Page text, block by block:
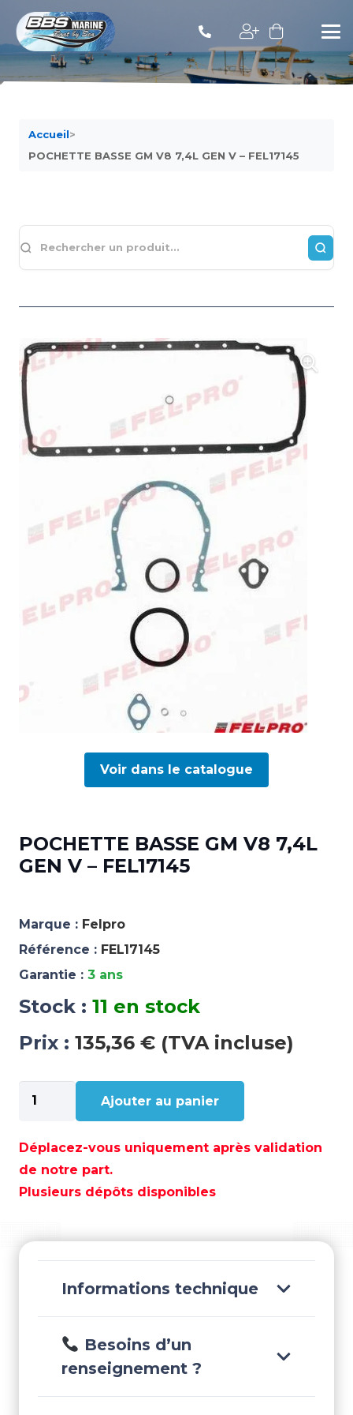
Accueil>
POCHETTE BASSE GM V8 7,4L GEN V – FEL17145
Voir dans le catalogue
POCHETTE BASSE GM V8 7,4L
GEN V – FEL17145
Marque : Felpro
Référence : FEL17145
Garantie : 3 ans
Stock : 11 en stock
Prix : 135,36 € (TVA incluse)
quantité
de
BASSE
GM
V8
V
Ajouter au panier
Déplacez-vous uniquement après validation
de notre part.
Plusieurs dépôts disponibles
Informations technique
Besoins d’un
renseignement ?